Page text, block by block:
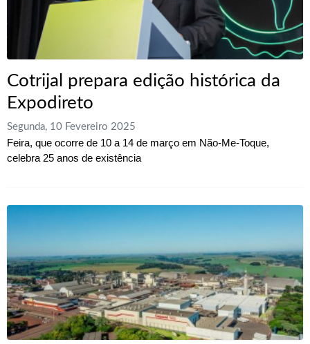
Cotrijal prepara edição histórica da
Expodireto
Segunda, 10 Fevereiro 2025
Feira, que ocorre de 10 a 14 de março em Não-Me-Toque,
celebra 25 anos de existência